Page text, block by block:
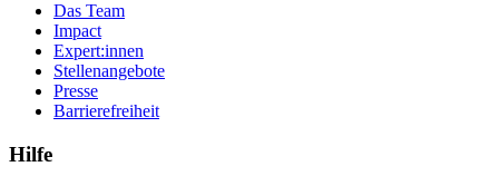
Das Team
Impact
Expert:innen
Stellenangebote
Presse
Barrierefreiheit
Hilfe